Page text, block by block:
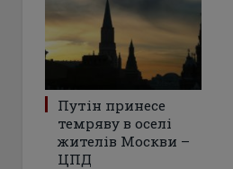
Путін принесе
темряву в оселі
жителів Москви –
ЦПД